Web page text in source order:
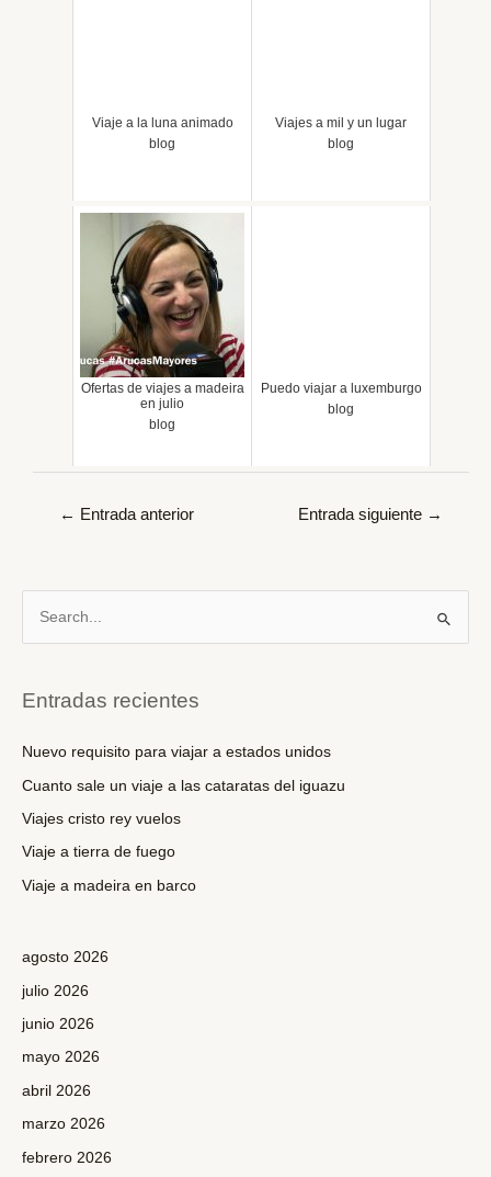
Viaje a la luna animado
blog
Viajes a mil y un lugar
blog
Ofertas de viajes a madeira
en julio
blog
Puedo viajar a luxemburgo
blog
Navegación
← Entrada anterior Entrada siguiente →
c
r
p
o
Entradas recientes
Nuevo requisito para viajar a estados unidos
Cuanto sale un viaje a las cataratas del iguazu
Viajes cristo rey vuelos
Viaje a tierra de fuego
Viaje a madeira en barco
agosto 2026
julio 2026
junio 2026
mayo 2026
abril 2026
marzo 2026
febrero 2026